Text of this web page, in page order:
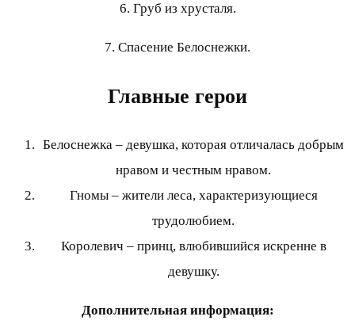
6. Груб из хрусталя.
7. Спасение Белоснежки.
Главные герои
Белоснежка – девушка, которая отличалась добрым
нравом и честным нравом.
Гномы – жители леса, характеризующиеся
трудолюбием.
Королевич – принц, влюбившийся искренне в
девушку.
Дополнительная информация: